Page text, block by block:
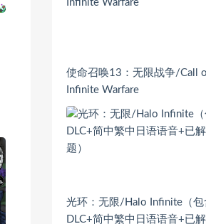
使命召唤13：无限战争/Call
Infinite Warfare
光环：无限/Halo Infinite（包
DLC+简中繁中日语语音+已